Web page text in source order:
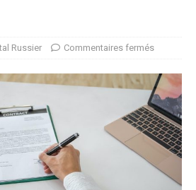
Russier Commentaires fermés